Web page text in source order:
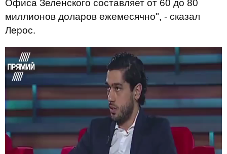
Офиса Зеленского составляет от 60 до 80
миллионов доларов ежемесячно", - сказал
Лерос.